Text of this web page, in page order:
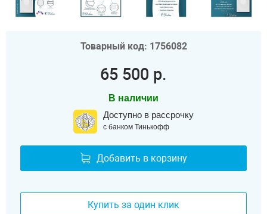
Товарный код: 1756082
65 500 р.
В наличии
Доступно в рассрочку
с банком Тинькофф
Добавить в корзину
Купить за один клик